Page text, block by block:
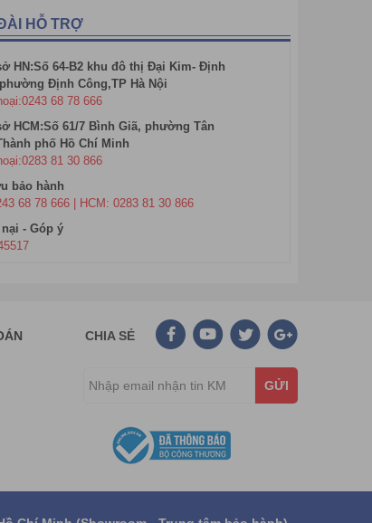
cách hiệu quả.
Giúp giảm đau nhức toàn bộ phần lưng
Cải tạo vùng bụng phì nhiêu, thêm phần săn
HỖ TRỢ
HN:Số 64-B2 khu đô thị Đại Kim- Định
Định Công,TP Hà Nội
68 78 666
HCM:Số 61/7 Bình Giã, phường Tân
phố Hồ Chí Minh
81 30 866
bảo hành
68 78 666 | HCM: 0283 81 30 866
- Góp ý
CHIA SẺ
GỬI